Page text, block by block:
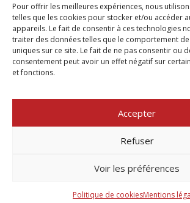
Pour offrir les meilleures expériences, nous
telles que les cookies pour stocker et/ou accéder
appareils. Le fait de consentir à ces technologies
traiter des données telles que le comportement
uniques sur ce site. Le fait de ne pas consentir ou
consentement peut avoir un effet négatif sur
et fonctions.
Accepter
Refuser
Voir les préférences
Politique de cookiesMentions
FAQ
Mentions légales
Politique de cookies (UE)
magasin Paris
Où nous trouver
©PARIS STORE 2026